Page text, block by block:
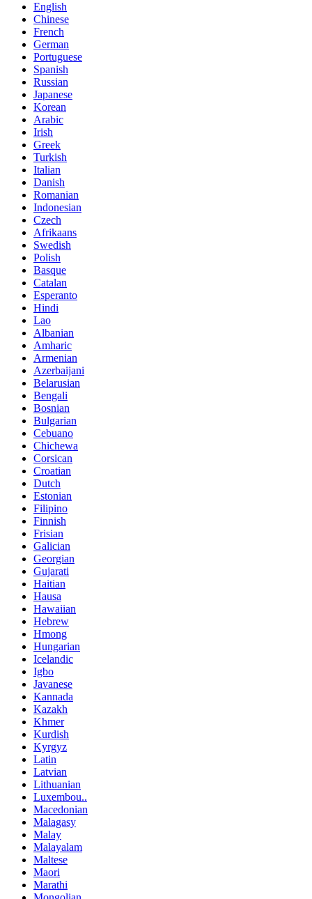
English
Chinese
French
German
Portuguese
Spanish
Russian
Japanese
Korean
Arabic
Irish
Greek
Turkish
Italian
Danish
Romanian
Indonesian
Czech
Afrikaans
Swedish
Polish
Basque
Catalan
Esperanto
Hindi
Lao
Albanian
Amharic
Armenian
Azerbaijani
Belarusian
Bengali
Bosnian
Bulgarian
Cebuano
Chichewa
Corsican
Croatian
Dutch
Estonian
Filipino
Finnish
Frisian
Galician
Georgian
Gujarati
Haitian
Hausa
Hawaiian
Hebrew
Hmong
Hungarian
Icelandic
Igbo
Javanese
Kannada
Kazakh
Khmer
Kurdish
Kyrgyz
Latin
Latvian
Lithuanian
Luxembou..
Macedonian
Malagasy
Malay
Malayalam
Maltese
Maori
Marathi